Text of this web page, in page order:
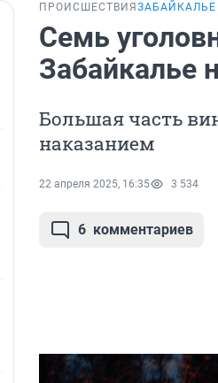
ПРОИСШЕСТВИЯ ЗАБАЙКАЛЬЕ
Семь
Забайкалье
Большая часть
наказанием
22 апреля 2025, 16:35 3 534
6 комментариев